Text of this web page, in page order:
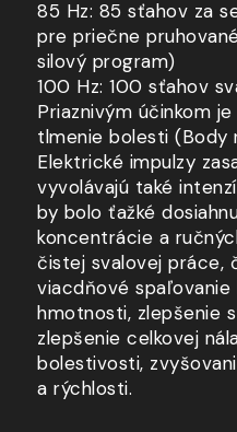
85 Hz: 85 sťahov za
pre priečne
silový program)
100 Hz: 100 sťahov
Priaznivým účinkom
tlmenie bolesti (Body
Elektrické impulzy
vyvolávajú také
by bolo ťažké
koncentrácie a
čistej svalovej práce,
viacdňové spaľovanie
hmotnosti, zlepšenie
zlepšenie celkovej
bolestivosti,
a rýchlosti.